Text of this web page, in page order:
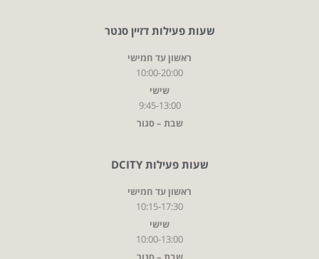
שעות פעילות דזיין סנטר
ראשון עד חמישי
10:00-20:00
שישי
9:45-13:00
שבת – סגור
שעות פעילות DCITY
ראשון עד חמישי
10:15-17:30
שישי
10:00-13:00